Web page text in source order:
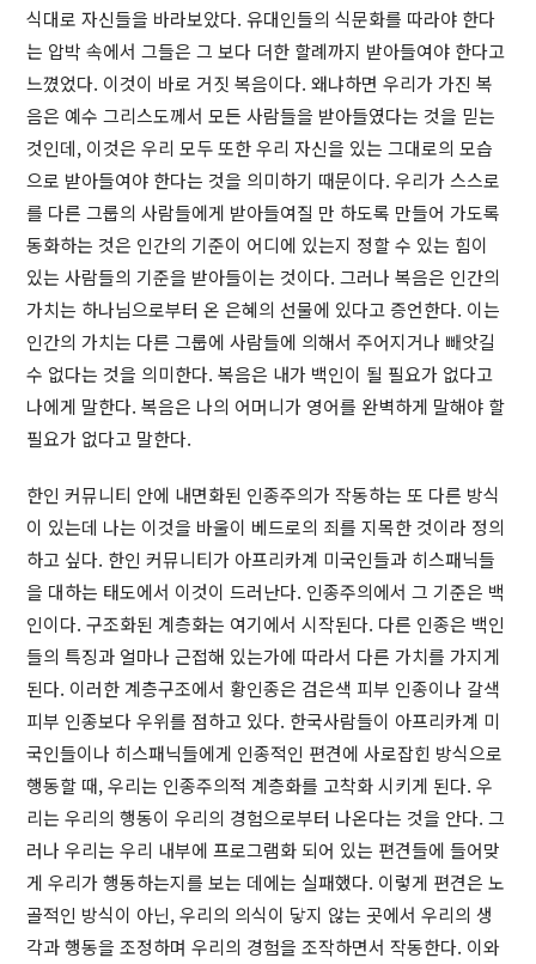
식대로 자신들을 바라보았다. 유대인들의 식문화를 따라야 한다
는 압박 속에서 그들은 그 보다 더한 할례까지 받아들여야 한다고
느꼈었다. 이것이 바로 거짓 복음이다. 왜냐하면 우리가 가진 복
음은 예수 그리스도께서 모든 사람들을 받아들였다는 것을 믿는
것인데, 이것은 우리 모두 또한 우리 자신을 있는 그대로의 모습
으로 받아들여야 한다는 것을 의미하기 때문이다. 우리가 스스로
를 다른 그룹의 사람들에게 받아들여질 만 하도록 만들어 가도록
동화하는 것은 인간의 기준이 어디에 있는지 정할 수 있는 힘이
있는 사람들의 기준을 받아들이는 것이다. 그러나 복음은 인간의
가치는 하나님으로부터 온 은혜의 선물에 있다고 증언한다. 이는
인간의 가치는 다른 그룹에 사람들에 의해서 주어지거나 빼앗길
수 없다는 것을 의미한다. 복음은 내가 백인이 될 필요가 없다고
나에게 말한다. 복음은 나의 어머니가 영어를 완벽하게 말해야 할
필요가 없다고 말한다.
한인 커뮤니티 안에 내면화된 인종주의가 작동하는 또 다른 방식
이 있는데 나는 이것을 바울이 베드로의 죄를 지목한 것이라 정의
하고 싶다. 한인 커뮤니티가 아프리카계 미국인들과 히스패닉들
을 대하는 태도에서 이것이 드러난다. 인종주의에서 그 기준은 백
인이다. 구조화된 계층화는 여기에서 시작된다. 다른 인종은 백인
들의 특징과 얼마나 근접해 있는가에 따라서 다른 가치를 가지게
된다. 이러한 계층구조에서 황인종은 검은색 피부 인종이나 갈색
피부 인종보다 우위를 점하고 있다. 한국사람들이 아프리카계 미
국인들이나 히스패닉들에게 인종적인 편견에 사로잡힌 방식으로
행동할 때, 우리는 인종주의적 계층화를 고착화 시키게 된다. 우
리는 우리의 행동이 우리의 경험으로부터 나온다는 것을 안다. 그
러나 우리는 우리 내부에 프로그램화 되어 있는 편견들에 들어맞
게 우리가 행동하는지를 보는 데에는 실패했다. 이렇게 편견은 노
골적인 방식이 아닌, 우리의 의식이 닿지 않는 곳에서 우리의 생
각과 행동을 조정하며 우리의 경험을 조작하면서 작동한다. 이와